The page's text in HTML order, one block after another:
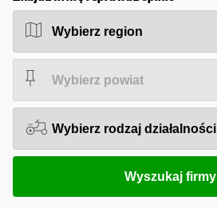
Wyszukaj firmy